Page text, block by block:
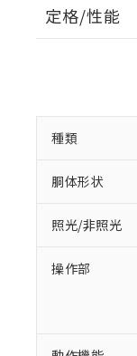
定格/性能
種類
胴体形状
照光/非照光
操作部